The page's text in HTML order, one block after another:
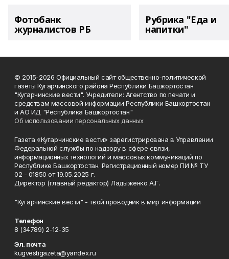
Фотобанк
журналистов РБ
Рубрика "Еда и
напитки"
© 2015-2026 Официальный сайт общественно-политической
газеты Кугарчинского района Республики Башкортостан
"Кугарчинские вести". Учредители: Агентство по печати и
средствам массовой информации Республики Башкортостан
и АО ИД "Республика Башкортостан"
Об использовании персональных данных
Газета «Кугарчинские вести» зарегистрирована в Управлении
Федеральной службы по надзору в сфере связи,
информационных технологий и массовых коммуникаций по
Республике Башкортостан. Регистрационный номер ПИ № ТУ
02 - 01850 от 19.05.2025 г.
Директор (главный редактор) Ладыженко А.Г.
"Кугарчинские вести" - твой проводник в мир информации
Телефон
8 (34789) 2-12-35
Эл. почта
kugvestigazeta@yandex.ru